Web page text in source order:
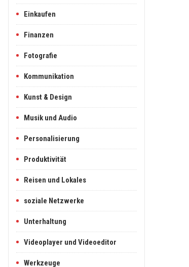
Einkaufen
Finanzen
Fotografie
Kommunikation
Kunst & Design
Musik und Audio
Personalisierung
Produktivität
Reisen und Lokales
soziale Netzwerke
Unterhaltung
Videoplayer und Videoeditor
Werkzeuge